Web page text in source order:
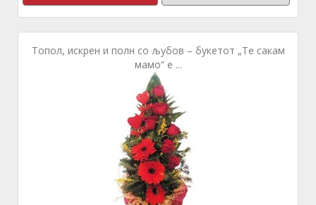
Топол, искрен и полн со љубов – букетот „Те сакам
мамо“ е ...